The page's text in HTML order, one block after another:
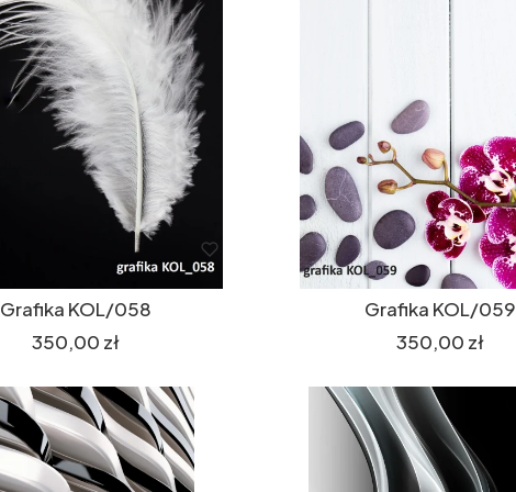
Grafika KOL/058
Cena
350,00 zł
Grafika KOL/059
Cena
350,00 zł